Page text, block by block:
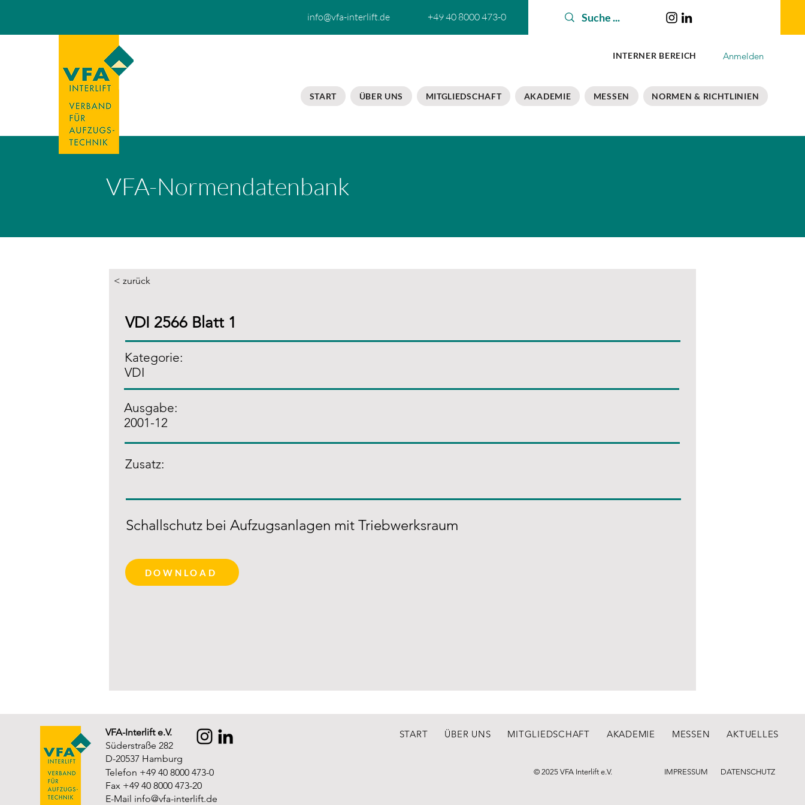
info@vfa-interlift.de +49 40 8000 473-0
INTERNER BEREICH Anmelden
START ÜBER UNS MITGLIEDSCHAFT AKADEMIE MESSEN NORMEN & RICHTLINIEN
VFA-Normendatenbank
< zurück
VDI 2566 Blatt 1
Kategorie:
VDI
Ausgabe:
2001-12
Zusatz:
Schallschutz bei Aufzugsanlagen mit Triebwerksraum
DOWNLOAD
VFA-Interlift e.V.
Süderstraße 282
D-20537 Hamburg
Telefon +49 40 8000 473-0
Fax +49 40 8000 473-20
E-Mail info@vfa-interlift.de
START ÜBER UNS MITGLIEDSCHAFT AKADEMIE MESSEN AKTUELLES
© 2025 VFA Interlift e.V. IMPRESSUM DATENSCHUTZ